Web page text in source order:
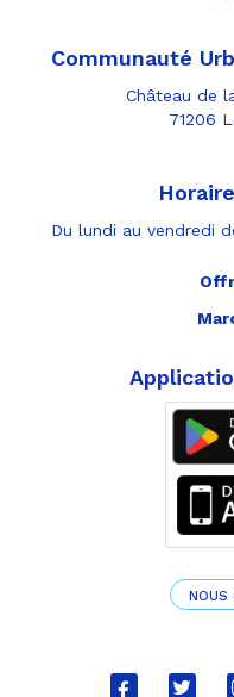
Communauté
Château de
71206
Du lundi au vendredi
NOUS